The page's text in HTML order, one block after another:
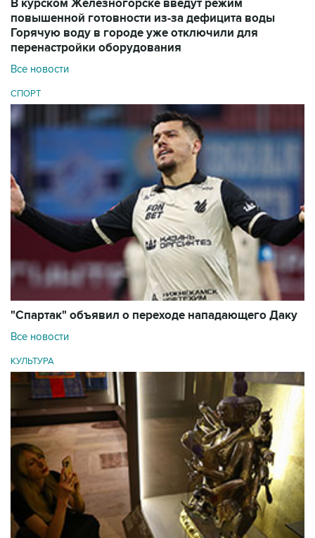
В курском Железногорске введут режим
повышенной готовности из-за дефицита воды
Горячую воду в городе уже отключили для
перенастройки оборудования
Все новости
СПОРТ
"Спартак" объявил о переходе нападающего Даку
Все новости
КУЛЬТУРА